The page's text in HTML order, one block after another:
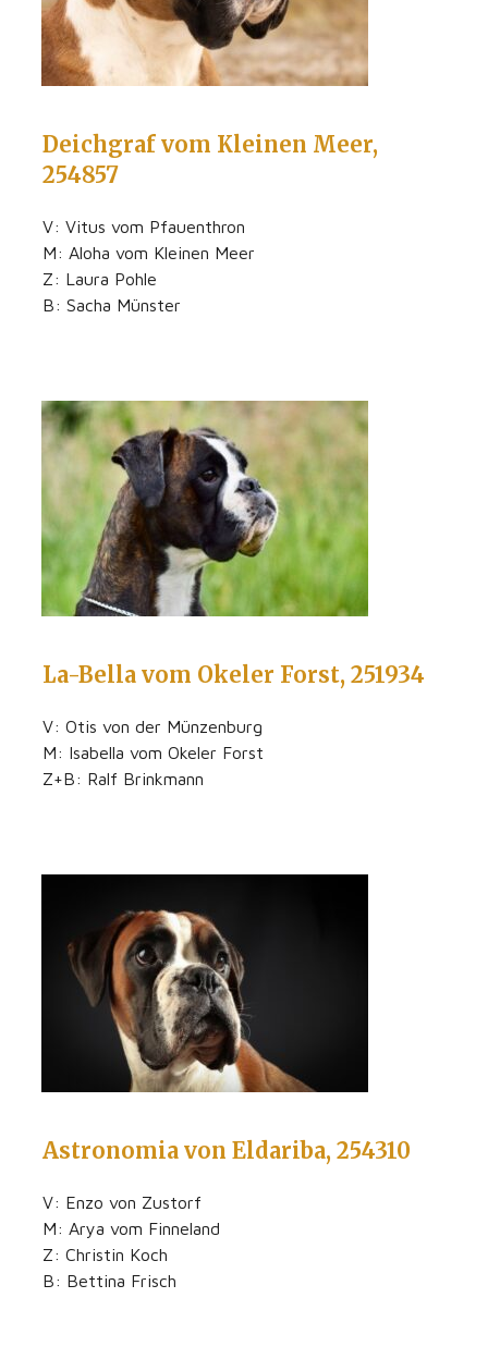
Deichgraf vom Kleinen Meer,
254857
V: Vitus vom Pfauenthron
M: Aloha vom Kleinen Meer
Z: Laura Pohle
B: Sacha Münster
La-Bella vom Okeler Forst, 251934
V: Otis von der Münzenburg
M: Isabella vom Okeler Forst
Z+B: Ralf Brinkmann
Astronomia von Eldariba, 254310
V: Enzo von Zustorf
M: Arya vom Finneland
Z: Christin Koch
B: Bettina Frisch